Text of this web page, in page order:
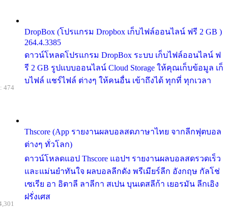
DropBox (โปรแกรม Dropbox เก็บไฟล์ออนไลน์ ฟรี 2 GB )
264.4.3385
ดาวน์โหลดโปรแกรม DropBox ระบบ เก็บไฟล์ออนไลน์ ฟ
รี 2 GB รูปแบบออนไลน์ Cloud Storage ให้คุณเก็บข้อมูล เก็
บไฟล์ แชร์ไฟล์ ต่างๆ ให้คนอื่น เข้าถึงได้ ทุกที่ ทุกเวลา
Thscore (App รายงานผลบอลสดภาษาไทย จากลีกฟุตบอล
ต่างๆ ทั่วโลก)
ดาวน์โหลดแอป Thscore แอปฯ รายงานผลบอลสดรวดเร็ว
และแม่นยำทันใจ ผลบอลลีกดัง พรีเมียร์ลีก อังกฤษ กัลโช่
เซเรีย อา อิตาลี ลาลีกา สเปน บุนเดสลีก้า เยอรมัน ลีกเอิง
ฝรั่งเศส
474